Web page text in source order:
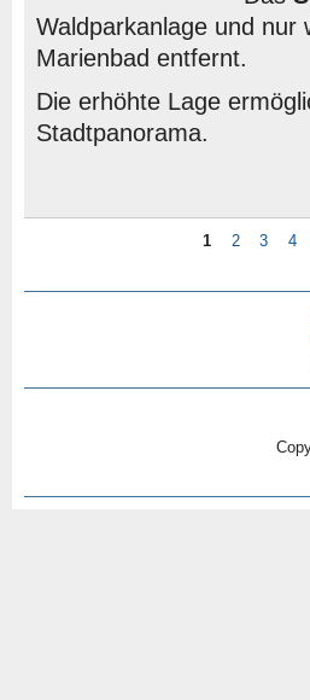
Waldparkanlage und nur
Marienbad entfernt.
Die erhöhte Lage
Stadtpanorama.
1 2 3 4